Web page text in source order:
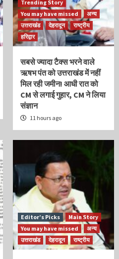
Trending Story
You may have missed
अन्य
उत्तराखंड
देहरादून
राष्ट्रीय
हरिद्वार
सबसे ज्यादा टैक्स भरने वाले
ऋषभ पंत को उत्तराखंड में नहीं
मिल रही जमीन! आधी रात को
CM से लगाई गुहार, CM ने लिया
संज्ञान
11 hours ago
Editor’s Picks
Main Story
You may have missed
अन्य
उत्तराखंड
देहरादून राष्ट्रीय